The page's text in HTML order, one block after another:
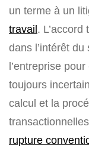
un terme à un
travail.
dans l’intérêt du
l’entreprise
toujours
calcul et la
rupture